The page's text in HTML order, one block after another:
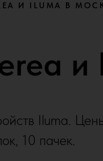
И ILUMA В
и
Iluma.
10 пачек.